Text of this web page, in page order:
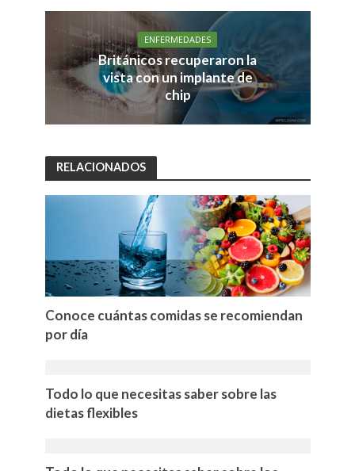
ENFERMEDADES
Británicos recuperaron la
vista con un implante de
chip
RELACIONADOS
Conoce cuántas comidas se recomiendan
por día
Todo lo que necesitas saber sobre las
dietas flexibles